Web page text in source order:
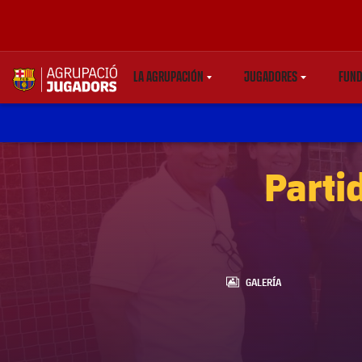
label.aria.abjlogo LA AGRUPACIÓNLABEL.SHARE.CARETDOWN
JUGADORES
LABEL.ARIA.GALLERY
GALERÍA